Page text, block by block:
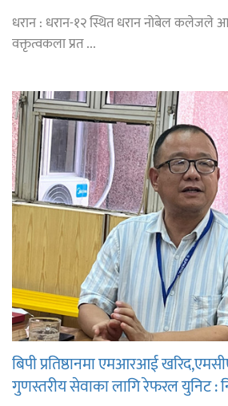
धरान : धरान-१२ स्थित धरान नोबेल कलेजले
वक्तृत्वकला प्रत ...
बिपी प्रतिष्ठानमा एमआरआई
गुणस्तरीय सेवाका लागि रेफरल युनिट :